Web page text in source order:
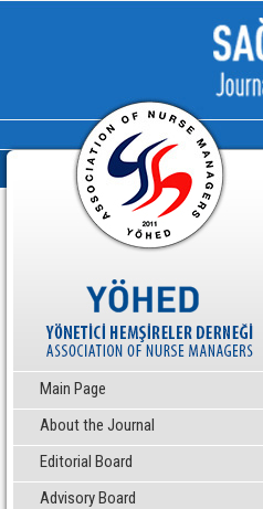
Main Page
About the Journal
Editorial Board
Advisory Board